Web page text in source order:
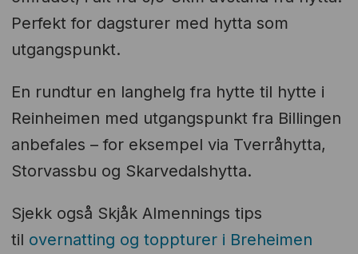
Perfekt for dagsturer med hytta som
utgangspunkt.
En rundtur en langhelg fra hytte til hytte i
Reinheimen med utgangspunkt fra Billingen
anbefales – for eksempel via Tverråhytta,
Storvassbu og Skarvedalshytta.
Sjekk også Skjåk Almennings tips
til overnatting og toppturer i Breheimen